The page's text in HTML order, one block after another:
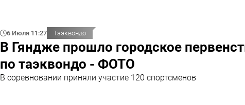
6 Июля 11:27 Таэквондо
В Гяндже прошло городское
по таэквондо - ФОТО
В соревновании приняли участие 120 спортсменов